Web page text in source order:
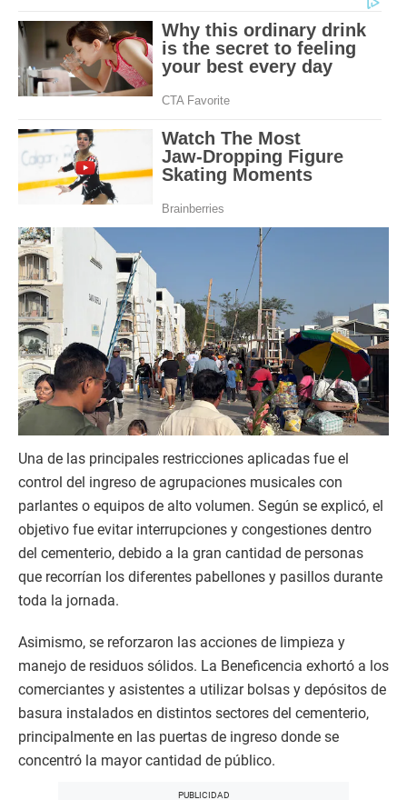
Una de las principales restricciones aplicadas fue el
control del ingreso de agrupaciones musicales con
parlantes o equipos de alto volumen. Según se explicó, el
objetivo fue evitar interrupciones y congestiones dentro
del cementerio, debido a la gran cantidad de personas
que recorrían los diferentes pabellones y pasillos durante
toda la jornada.
Asimismo, se reforzaron las acciones de limpieza y
manejo de residuos sólidos. La Beneficencia exhortó a los
comerciantes y asistentes a utilizar bolsas y depósitos de
basura instalados en distintos sectores del cementerio,
principalmente en las puertas de ingreso donde se
concentró la mayor cantidad de público.